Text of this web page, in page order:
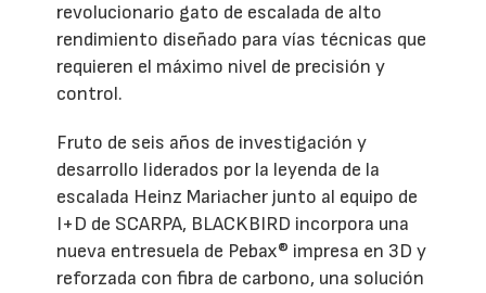
revolucionario gato de escalada de alto
rendimiento diseñado para vías técnicas que
requieren el máximo nivel de precisión y
control.
Fruto de seis años de investigación y
desarrollo liderados por la leyenda de la
escalada Heinz Mariacher junto al equipo de
I+D de SCARPA, BLACKBIRD incorpora una
nueva entresuela de Pebax® impresa en 3D y
reforzada con fibra de carbono, una solución